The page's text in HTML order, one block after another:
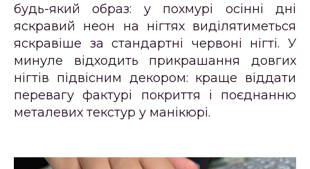
будь-який образ: у похмурі осінні дні
яскравий неон на нігтях виділятиметься
яскравіше за стандартні червоні нігті. У
минуле відходить прикрашання довгих
нігтів підвісним декором: краще віддати
перевагу фактурі покриття і поєднанню
металевих текстур у манікюрі.